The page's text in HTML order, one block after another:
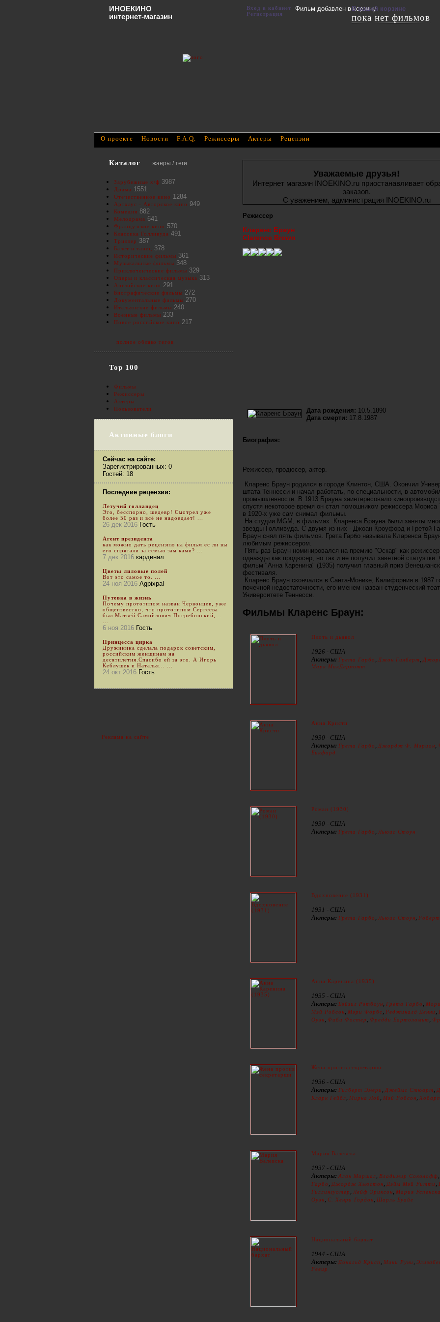
Уважаемые друзья!
Интернет магазин INOEKINO.ru приостанавливает
заказов.
С уважением, администрация INOEKINO.ru
Режиссер
Кларенс Браун
Clarence Brown
Дата рождения: 10.5.1890
Дата смерти: 17.8.1987
Биография:
Режиссер, продюсер, актер.
Кларенс Браун родился в городе Клинтон, США. Окончил
штата Теннесси и начал работать, по специальности, в
промышленности. В 1913 Брауна заинтересовало
спустя некоторое время он стал помошником режиссера Мориса
в 1920-х уже сам снимал фильмы.
На студии MGM, в фильмах Кларенса Брауна были заняты
звезды Голливуда. С двумя из них - Джоан Кроуфорд и Гретой
Браун снял пять фильмов. Грета Гарбо называла Кларенса
любимым режиссером.
Пять раз Браун номинировался на премию "Оскар" как
однажды как продюсер, но так и не получил заветной статуэтки.
фильм "Анна Каренина" (1935) получил главный приз
фестиваля.
Кларенс Браун скончался в Санта-Монике, Калифорния в 1987
почечной недостаточности, его именем назван студенческий
Университете Теннесси.
Фильмы Кларенс Браун:
Плоть и дьявол
1926 - США
Актеры: Грета Гарбо Джон Гилберт
Марк МакДермотт
Анна Кристи
1930 - США
Актеры: Грета Гарбо Джордж Ф. Мэрион
Бикфорд
Роман (1930)
1930 - США
Актеры: Грета Гарбо Льюис Стоун
Вдохновение (1931)
1931 - США
Актеры: Грета Гарбо Льюис Стоун
Анна Каренина (1935)
1935 - США
Актеры: Бэйзил Рэтбоун Грета Гарбо
Мэй Робсон Мэри Форбс Реджиналд Денни
Оуэн
Фиби Фостер Фредди Бартоломью
Жена против секретарши
1936 - США
Актеры: Гилберт Эмери Джеймс Стюарт
Кларк Гейбл Мирна Лой Мэй Робсон
Мария Валевска
1937 - США
Актеры: Алан Маршал Владимир Соколофф
Гарбо
Джордж Хьюстон Дэйм Мэй Уитти
Гиллингуотер
Лейф Эриксон Мария
Оуэн
С. Хенри Гордон Шарль Буайе
Национальный бархат
1944 - США
Актеры: Дональд Крисп Мики Руни
Ревир
Каталог жанры / теги
Зарубежные х/ф 3987
Драма 1551
Отечественное кино 1284
Артхаус - Авторское кино 949
Комедия 882
Мелодрама 641
Французское кино 570
Классика Голливуда 491
Триллер 387
Балет и танец 378
Исторические фильмы 361
Музыкальные фильмы 348
Приключенческие фильмы 329
Оперы и классическая музыка 313
Английское кино 291
Биографические фильмы 272
Документальные фильмы 270
Итальянские фильмы 240
Военные фильмы 233
Новое российское кино 217
полное облако тегов
Top 100
Фильмы
Режиссеры
Актеры
Пользователи
Активные блоги
Сейчас на сайте:
Зарегистрированных: 0
Гостей: 18
Последние рецензии:
Летучий голландец
Это, бесспорно, шедевр! Смотрел уже
более 50 раз и всё не надоедает! ...
26 дек 2016 Гость
Агент президента
как можно дать рецензию на фильм.ес ли вы
его спрятали за семью зам ками? ...
7 дек 2016 кардинал
Цветы лиловые полей
Вот это самое то. ...
24 ноя 2016 Agpixpal
Путевка в жизнь
Почему прототипом назван Червонцев, уже
общеизвестно, что прототипом Сергеева
был Матвей Самойлович Погребинский,...
6 ноя 2016 Гость
Принцесса цирка
Дружинина сделала подарок советским,
российским женщинам на
десятилетия.Спасибо ей за это. А Игорь
Кеблушек и Наталья... ...
24 окт 2016 Гость
Реклама на сайте
О проекте Новости F.A.Q. Режиссеры Актеры Рецензии
Фильм добавлен в корзину
ИНОЕКИНО
интернет-магазин
Вход в кабинет
Регистрация
В вашей корзине
пока нет фильмов